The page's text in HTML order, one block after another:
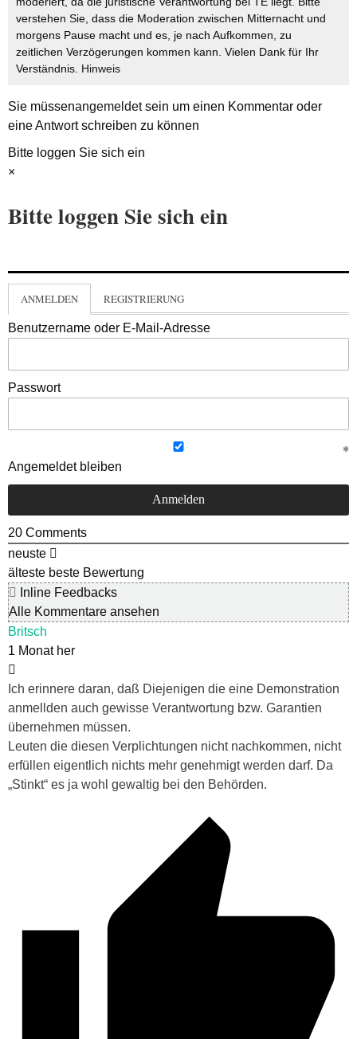
verstehen Sie, dass die Moderation zwischen Mitternacht und
morgens Pause macht und es, je nach Aufkommen, zu
zeitlichen Verzögerungen kommen kann. Vielen Dank für Ihr
Verständnis. Hinweis
Sie müssenangemeldetsein um einen Kommentar oder
eine Antwort schreiben zu können
Bitte loggen Sie sich ein
×
Bitte loggen Sie sich ein
ANMELDEN REGISTRIERUNG
Benutzername oder E-Mail-Adresse
Passwort
Angemeldet bleiben
20 Comments
neuste
älteste beste Bewertung
Inline Feedbacks
Alle Kommentare ansehen
Britsch
1 Monat her
Ich erinnere daran, daß Diejenigen die eine Demonstration
anmellden auch gewisse Verantwortung bzw. Garantien
übernehmen müssen.
Leuten die diesen Verplichtungen nicht nachkommen, nicht
erfüllen eigentlich nichts mehr genehmigt werden darf. Da
„Stinkt“ es ja wohl gewaltig bei den Behörden.